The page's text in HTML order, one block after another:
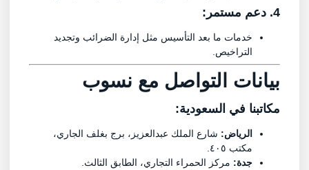
خدمات ما بعد التأسيس مثل إدارة الضرائب وتجديد
التراخيص.
بيانات التواصل معنسوب
مكاتبنا في السعودية:
الرياض:شارع الملك عبدالعزيز، برج بغلف الجاري،
مكتب ٤٠٥.
جدة:مركز الحمراء التجاري، الطابق الثالث.